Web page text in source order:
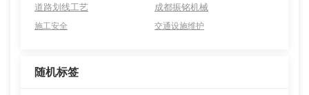
道路划线工艺 成都振铭机械
施工安全 交通设施维护
随机标签